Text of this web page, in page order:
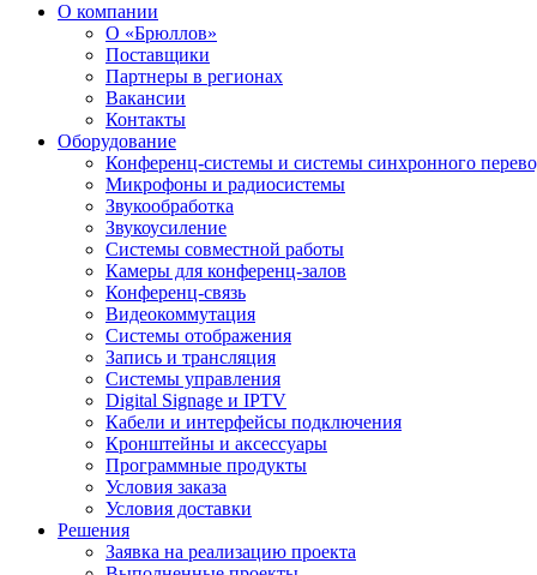
О компании
О «Брюллов»
Поставщики
Партнеры в регионах
Вакансии
Контакты
Оборудование
Конференц-системы и системы синхронного
Микрофоны и радиосистемы
Звукообработка
Звукоусиление
Системы совместной работы
Камеры для конференц-залов
Конференц-связь
Видеокоммутация
Системы отображения
Запись и трансляция
Системы управления
Digital Signage и IPTV
Кабели и интерфейсы подключения
Кронштейны и аксессуары
Программные продукты
Условия заказа
Условия доставки
Решения
Заявка на реализацию проекта